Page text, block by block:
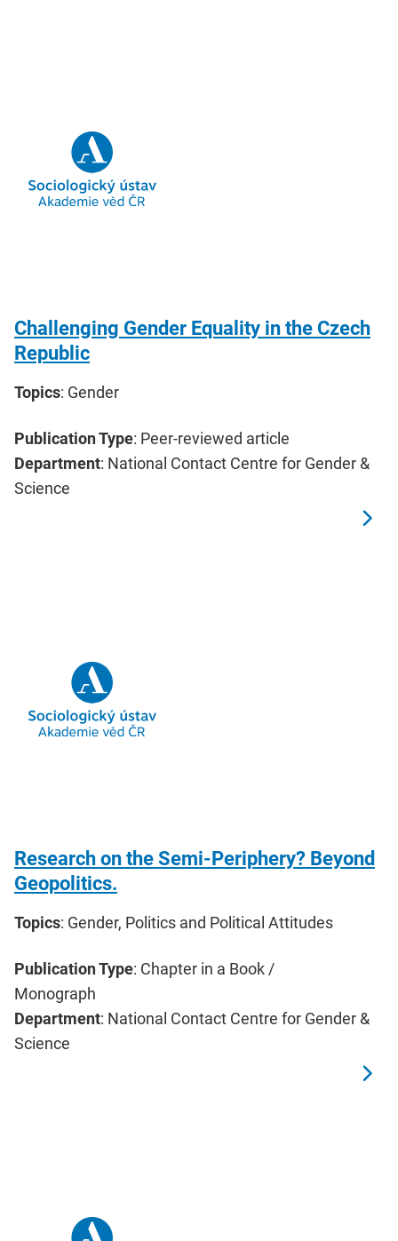
Challenging Gender Equality in the Czech
Republic
Topics: Gender
Publication Type: Peer-reviewed article
Department: National Contact Centre for Gender &
Science
Research on the Semi-Periphery? Beyond
Geopolitics.
Topics: Gender, Politics and Political Attitudes
Publication Type: Chapter in a Book /
Monograph
Department: National Contact Centre for Gender &
Science